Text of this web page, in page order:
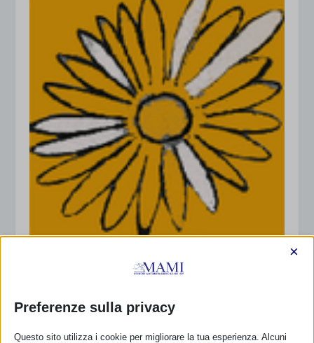
del latte materno dai contaminanti ambientali
Preferenze sulla privacy
×
Questo sito utilizza i cookie per migliorare la tua esperienza. Alcuni